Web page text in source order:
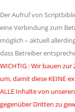
Der Aufruf von
eine Verbindung zum
möglich – aktuell
dass Betreiber
WICHTIG : Wir bauen
um, damit diese KEINE
ALLE Inhalte von
gegenüber Dritten zu